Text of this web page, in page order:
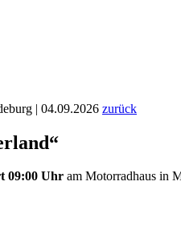
| 04.09.2026 zurück
09:00 Uhr am Motorradhaus in